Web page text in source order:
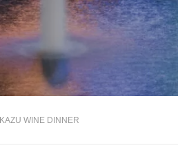
KAZU WINE DINNER